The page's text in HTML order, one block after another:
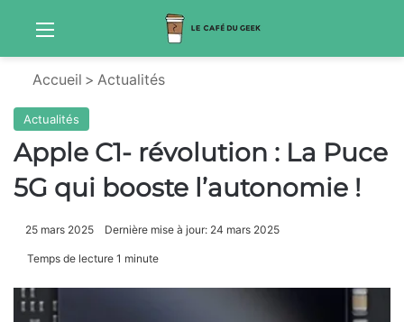
Menu
Accueil > Actualités
Actualités
Apple C1- révolution : La Puce
5G qui booste l’autonomie !
25 mars 2025 Dernière mise à jour: 24 mars 2025
Temps de lecture 1 minute